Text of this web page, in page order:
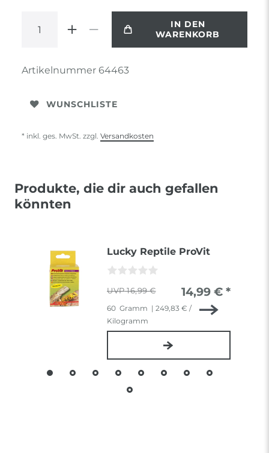
IN DEN
WARENKORB
Artikelnummer 64463
WUNSCHLISTE
* inkl. ges. MwSt. zzgl. Versandkosten
Produkte, die dir auch gefallen
könnten
Lucky Reptile ProVit
16,99 € 14,99 € *
60 Gramm | 249,83 € /
Kilogramm